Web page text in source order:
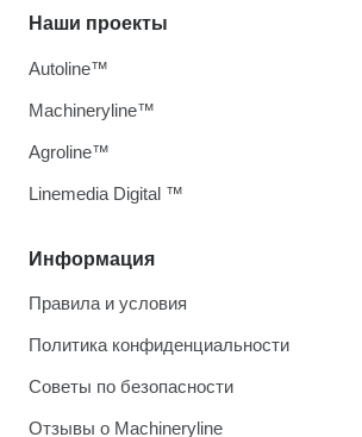
Информация
Правила и условия
Политика конфиденциальности
Советы по безопасности
Отзывы о Machineryline
Наши проекты
Autoline™
Machineryline™
Agroline™
Linemedia Digital ™